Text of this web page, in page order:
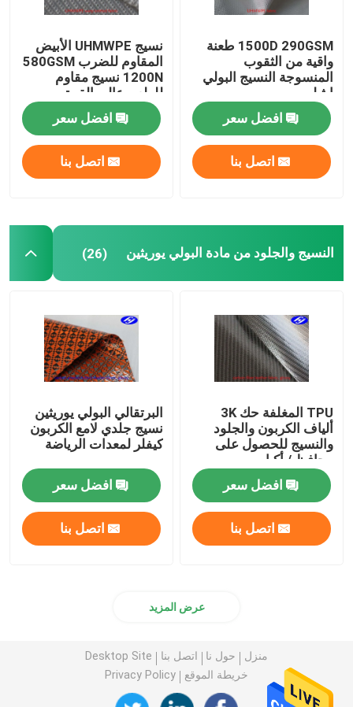
1500D 290GSM طعنة
واقية من الثقوب
المنسوجة النسيج البولي
ايثيلين
افضل سعر
اتصل بنا
نسيج UHMWPE الأبيض
المقاوم للضرب 580GSM
1200N نسيج مقاوم
للطعن عالي القوة
افضل سعر
اتصل بنا
النسيج والجلود من مادة البولي يوريثين (26)
TPU المغلفة حك 3K
ألياف الكربون والجلود
والنسيج للحصول على
محافظ / أكياس
افضل سعر
اتصل بنا
البرتقالي البولي يوريثين
نسيج جلدي لامع الكربون
كيفلر لمعدات الرياضة
افضل سعر
اتصل بنا
عرض المزيد
منزل حول نا اتصل بنا
Desktop Site
خريطة الموقع
Privacy Policy